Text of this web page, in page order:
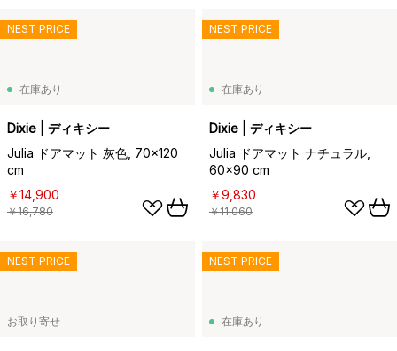
在庫あり
Dixie | ディキシー
Julia ドアマット 灰色, 70x120
cm
￥14,900
￥16,780
NEST PRICE
在庫あり
Dixie | ディキシー
Julia ドアマット ナチュラル,
60x90 cm
￥9,830
￥11,060
NEST PRICE
お取り寄せ
NEST PRICE
在庫あり
NEST PRICE